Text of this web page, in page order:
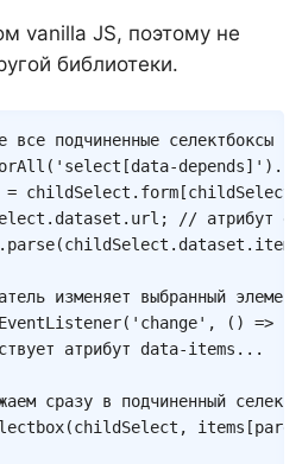
vanilla JS, поэтому не
библиотеки.
подчиненные селектбоксы
( 'select[data-depends]' ) .
= childSelect . form[childSelect
. dataset . url ;
// атрибут
. parse(childSelect . dataset .
изменяет выбранный
( 'change' , ( ) =>
атрибут data-items...
сразу в подчиненный
(childSelect , items [
Copy